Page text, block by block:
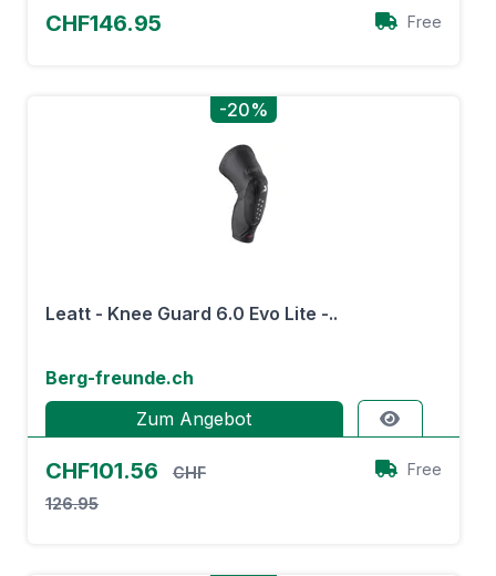
CHF146.95 Free
-20%
Leatt - Knee Guard 6.0 Evo Lite -..
Berg-freunde.ch
Zum Angebot
CHF101.56
CHF
126.95
Free